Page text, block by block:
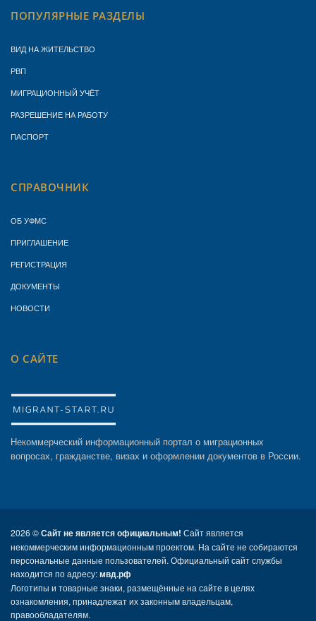
ПОПУЛЯРНЫЕ РАЗДЕЛЫ
ВИД НА ЖИТЕЛЬСТВО
РВП
МИГРАЦИОННЫЙ УЧЁТ
РАЗРЕШЕНИЕ НА РАБОТУ
ПАСПОРТ
СПРАВОЧНИК
ОБ УФМС
ПРИГЛАШЕНИЕ
РЕГИСТРАЦИЯ
ДОКУМЕНТЫ
НОВОСТИ
О САЙТЕ
Некоммерческий информационный портал о миграционных
вопросах, гражданстве, визах и оформлении документов в России.
2026 ©Сайт не является официальным! Сайт является
некоммерческим информационным проектом. На сайте не собираются
персональные данные пользователей. Официальный сайт службы
находится по адресу:мвд.рф
Логотипы и товарные знаки, размещённые на сайте в целях
ознакомления, принадлежат их законным владельцам,
правообладателям.